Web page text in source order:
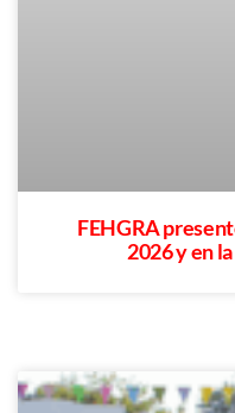
FEHGRA
2026 y en